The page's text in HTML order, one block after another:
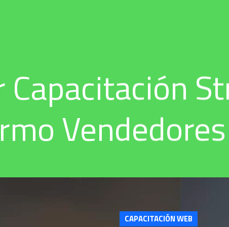
Capacitación
CAPACITACIÓN WEB